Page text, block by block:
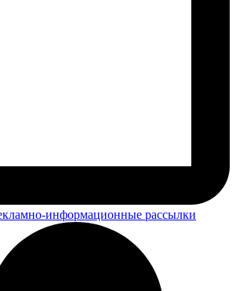
информационные рассылки